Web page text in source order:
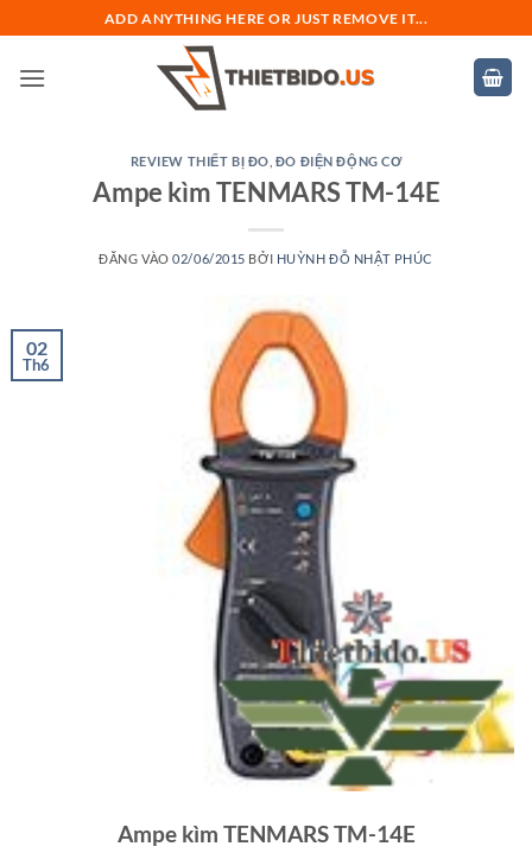
qua
nội
ADD ANYTHING HERE OR JUST REMOVE IT...
REVIEW THIẾT BỊ ĐO ĐO ĐIỆN ĐỘNG CƠ
Ampe kìm TENMARS TM-14E
ĐĂNG VÀO02/06/2015 BỞI HUỲNH ĐỖ NHẬT PHÚC
02
Th6
Ampe kìm TENMARS TM-14E